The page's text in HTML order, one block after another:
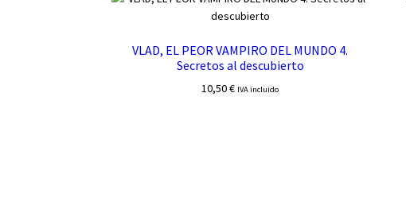
VLAD, EL PEOR VAMPIRO DEL MUNDO 4.
Secretos al descubierto
10,50€ IVA incluido